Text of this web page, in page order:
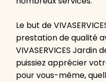
Le but de
prestation de qualité
VIVASERVICES Jardin
puissiez apprécier
pour vous-même,